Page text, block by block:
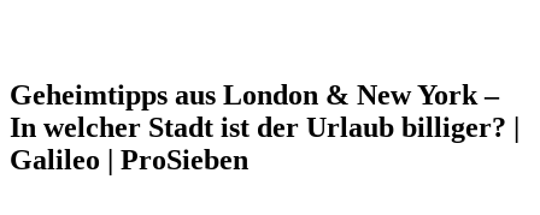
Geheimtipps aus London & New York –
In welcher Stadt ist der Urlaub billiger? |
Galileo | ProSieben